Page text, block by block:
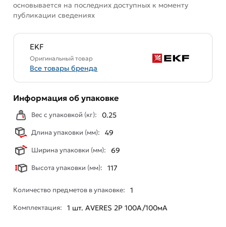
основывается на последних доступных к моменту
публикации сведениях
EKF
Оригинальный товар
Все товары бренда
Информация об упаковке
Вес с упаковкой (кг): 0.25
Длина упаковки (мм): 49
Ширина упаковки (мм): 69
Высота упаковки (мм): 117
Количество предметов в упаковке: 1
Комплектация: 1 шт. AVERES 2P 100А/100мА